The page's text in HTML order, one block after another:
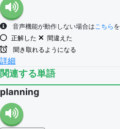
音声機能が動作しない場合はこちら
正解した
間違えた
聞き取れるようになる
詳細
関連する単語
planning